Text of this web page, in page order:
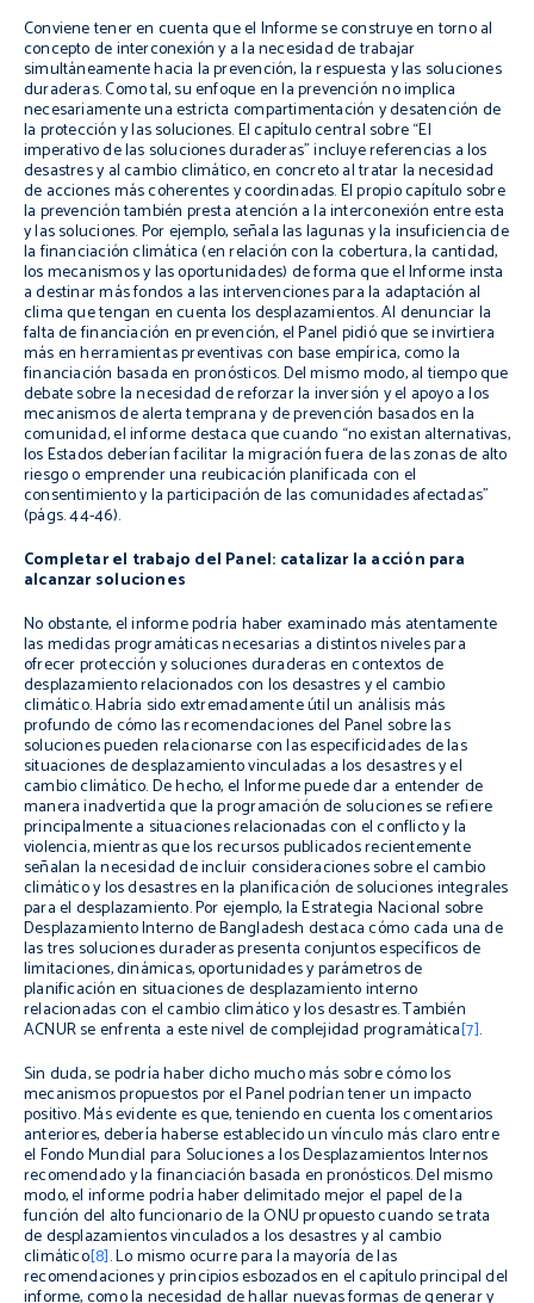
Conviene tener en cuenta que el Informe se construye en torno al
concepto de interconexión y a la necesidad de trabajar
simultáneamente hacia la prevención, la respuesta y las soluciones
duraderas. Como tal, su enfoque en la prevención no implica
necesariamente una estricta compartimentación y desatención de
la protección y las soluciones. El capítulo central sobre “El
imperativo de las soluciones duraderas” incluye referencias a los
desastres y al cambio climático, en concreto al tratar la necesidad
de acciones más coherentes y coordinadas. El propio capítulo sobre
la prevención también presta atención a la interconexión entre esta
y las soluciones. Por ejemplo, señala las lagunas y la insuficiencia de
la financiación climática (en relación con la cobertura, la cantidad,
los mecanismos y las oportunidades) de forma que el Informe insta
a destinar más fondos a las intervenciones para la adaptación al
clima que tengan en cuenta los desplazamientos. Al denunciar la
falta de financiación en prevención, el Panel pidió que se invirtiera
más en herramientas preventivas con base empírica, como la
financiación basada en pronósticos. Del mismo modo, al tiempo que
debate sobre la necesidad de reforzar la inversión y el apoyo a los
mecanismos de alerta temprana y de prevención basados en la
comunidad, el informe destaca que cuando “no existan alternativas,
los Estados deberían facilitar la migración fuera de las zonas de alto
riesgo o emprender una reubicación planificada con el
consentimiento y la participación de las comunidades afectadas”
(págs. 44-46).
Completar el trabajo del Panel: catalizar la acción para
alcanzar soluciones
No obstante, el informe podría haber examinado más atentamente
las medidas programáticas necesarias a distintos niveles para
ofrecer protección y soluciones duraderas en contextos de
desplazamiento relacionados con los desastres y el cambio
climático. Habría sido extremadamente útil un análisis más
profundo de cómo las recomendaciones del Panel sobre las
soluciones pueden relacionarse con las especificidades de las
situaciones de desplazamiento vinculadas a los desastres y el
cambio climático. De hecho, el Informe puede dar a entender de
manera inadvertida que la programación de soluciones se refiere
principalmente a situaciones relacionadas con el conflicto y la
violencia, mientras que los recursos publicados recientemente
señalan la necesidad de incluir consideraciones sobre el cambio
climático y los desastres en la planificación de soluciones integrales
para el desplazamiento. Por ejemplo, la Estrategia Nacional sobre
Desplazamiento Interno de Bangladesh destaca cómo cada una de
las tres soluciones duraderas presenta conjuntos específicos de
limitaciones, dinámicas, oportunidades y parámetros de
planificación en situaciones de desplazamiento interno
relacionadas con el cambio climático y los desastres. También
ACNUR se enfrenta a este nivel de complejidad programática[7].
Sin duda, se podría haber dicho mucho más sobre cómo los
mecanismos propuestos por el Panel podrían tener un impacto
positivo. Más evidente es que, teniendo en cuenta los comentarios
anteriores, debería haberse establecido un vínculo más claro entre
el Fondo Mundial para Soluciones a los Desplazamientos Internos
recomendado y la financiación basada en pronósticos. Del mismo
modo, el informe podría haber delimitado mejor el papel de la
función del alto funcionario de la ONU propuesto cuando se trata
de desplazamientos vinculados a los desastres y al cambio
climático[8]. Lo mismo ocurre para la mayoría de las
recomendaciones y principios esbozados en el capítulo principal del